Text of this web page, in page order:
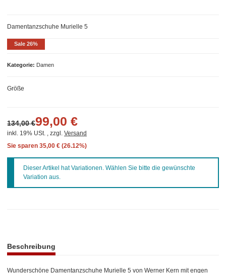
Sale 26%
Kategorie Damen
Damentanzschuhe Murielle 5
Größe
99,00 €
134,00 €
inkl. 19% USt. , zzgl. Versand
Sie sparen 35,00 € (26.12%)
xDieser Artikel hat Variationen. Wählen Sie bitte die gewünschte
Variation aus.
Beschreibung
Wunderschöne Damentanzschuhe Murielle 5 von Werner Kern mit engen